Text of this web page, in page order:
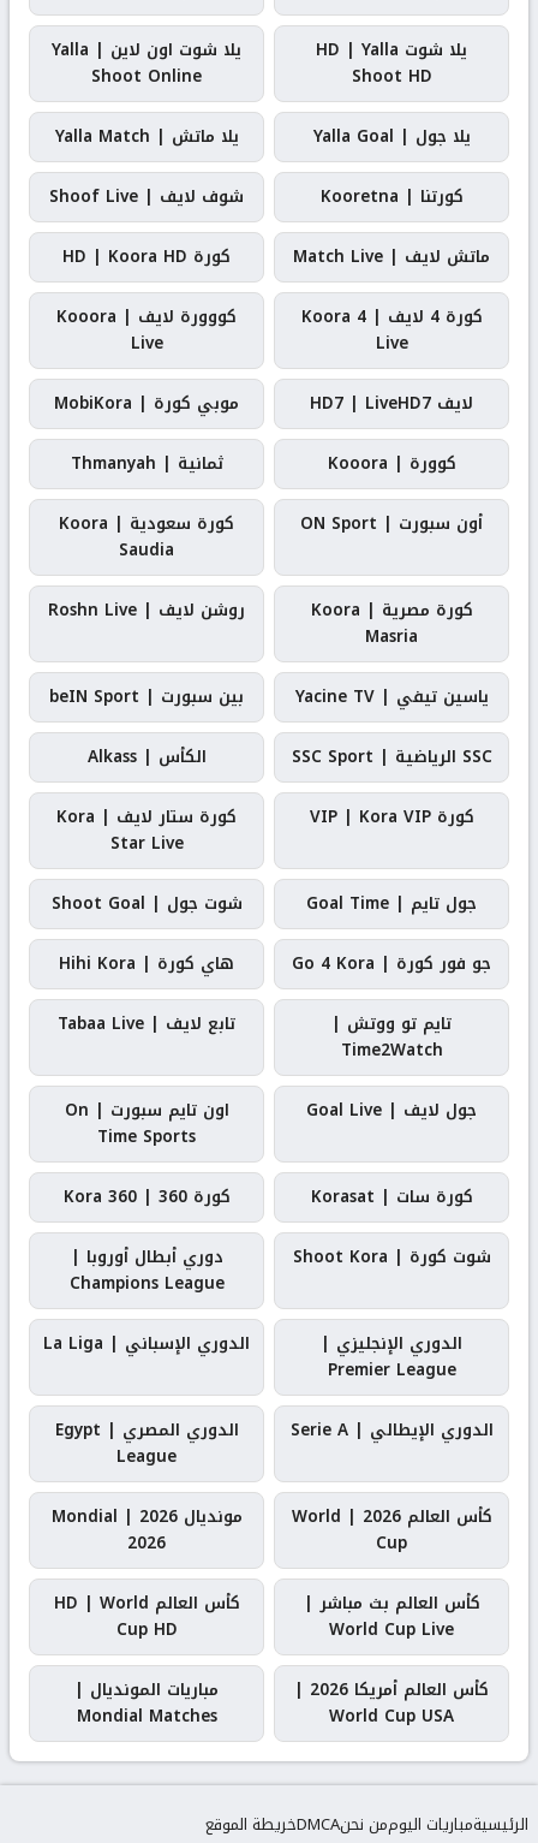
يلا شوت HD | Yalla
Shoot HD
يلا شوت اون لاين | Yalla
Shoot Online
يلا جول | Yalla Goal
يلا ماتش | Yalla Match
كورتنا | Kooretna
شوف لايف | Shoof Live
ماتش لايف | Match Live
كورة HD | Koora HD
كورة 4 لايف | Koora 4
Live
كووورة لايف | Kooora
Live
لايف HD7 | LiveHD7
موبي كورة | MobiKora
كوورة | Kooora
ثمانية | Thmanyah
أون سبورت | ON Sport
كورة سعودية | Koora
Saudia
كورة مصرية | Koora
Masria
روشن لايف | Roshn Live
ياسين تيفي | Yacine TV
بين سبورت | beIN Sport
SSC الرياضية | SSC Sport
الكأس | Alkass
كورة VIP | Kora VIP
كورة ستار لايف | Kora
Star Live
جول تايم | Goal Time
شوت جول | Shoot Goal
جو فور كورة | Go 4 Kora
هاي كورة | Hihi Kora
تايم تو ووتش |
Time2Watch
تابع لايف | Tabaa Live
جول لايف | Goal Live
اون تايم سبورت | On
Time Sports
كورة سات | Korasat
كورة 360 | Kora 360
شوت كورة | Shoot Kora
دوري أبطال أوروبا |
Champions League
الدوري الإنجليزي |
Premier League
الدوري الإسباني | La Liga
الدوري الإيطالي | Serie A
الدوري المصري | Egypt
League
كأس العالم 2026 | World
Cup
مونديال 2026 | Mondial
2026
كأس العالم بث مباشر |
World Cup Live
كأس العالم HD | World
Cup HD
كأس العالم أمريكا 2026 |
World Cup USA
مباريات المونديال |
Mondial Matches
الرئيسيةمباريات اليوممن نحنDMCAخريطة الموقع